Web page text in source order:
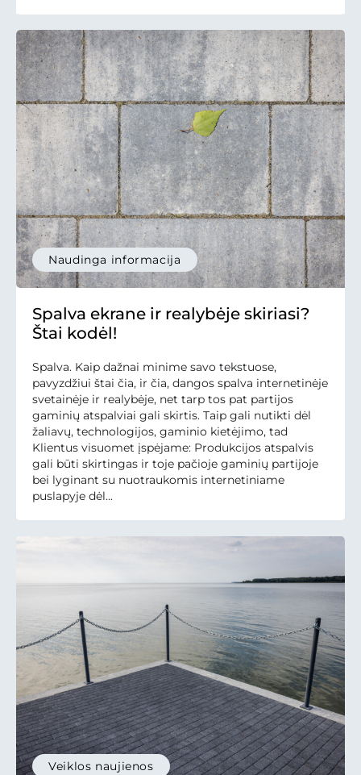
Naudinga informacija
Spalva ekrane ir realybėje skiriasi?
Štai kodėl!
Spalva. Kaip dažnai minime savo tekstuose,
pavyzdžiui štai čia, ir čia, dangos spalva internetinėje
svetainėje ir realybėje, net tarp tos pat partijos
gaminių atspalviai gali skirtis. Taip gali nutikti dėl
žaliavų, technologijos, gaminio kietėjimo, tad
Klientus visuomet įspėjame: Produkcijos atspalvis
gali būti skirtingas ir toje pačioje gaminių partijoje
bei lyginant su nuotraukomis internetiniame
puslapyje dėl...
Veiklos naujienos